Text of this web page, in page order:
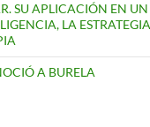
SU APLICACIÓN EN
LA
A BURELA